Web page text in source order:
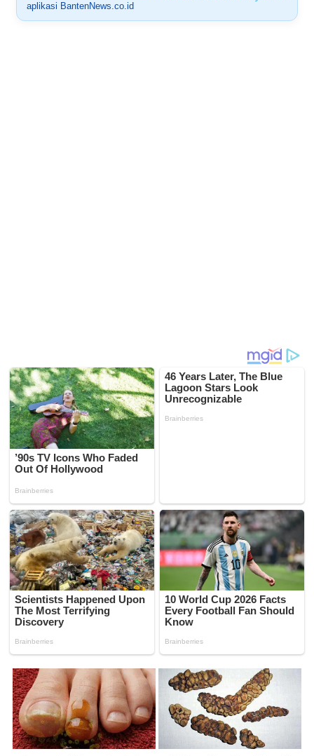
aplikasi BantenNews.co.id